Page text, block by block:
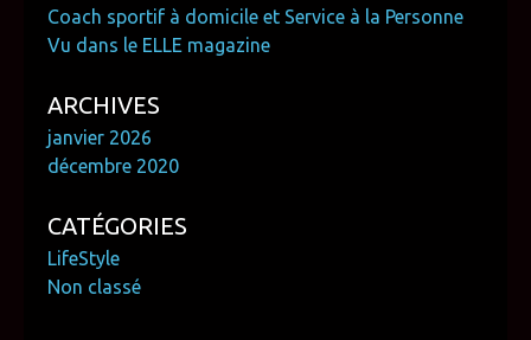
Coach sportif à domicile et Service à la Personne
Vu dans le ELLE magazine
ARCHIVES
janvier 2026
décembre 2020
CATÉGORIES
LifeStyle
Non classé